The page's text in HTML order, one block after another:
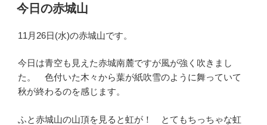
稿
日:
今日の赤城山
11月26日(水)の赤城山です。
今日は青空も見えた赤城南麓ですが風が強く吹きまし
た。 色付いた木々から葉が紙吹雪のように舞っていて
秋が終わるのを感じます。
ふと赤城山の山頂を見ると虹が！ とてもちっちゃな虹